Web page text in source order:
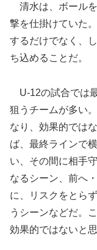
清水は、ボール
撃を仕掛けていた
するだけでなく、
ち込めることだ。
U-12の試合では
狙うチームが多い
なり、効果的では
ば、最終ラインで
い、その間に相手
なるシーン、前へ
に、リスクをとら
うシーンなどだ。
効果的ではないと思